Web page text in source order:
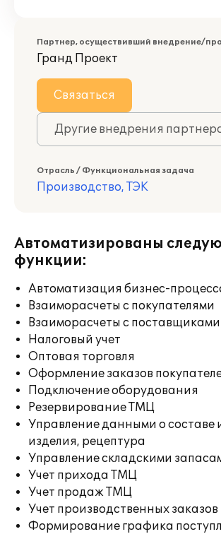
Партнер, осуществивший внедрение/
Гранд Проект
Связаться
Другие внедрения
Отрасль / Функциональная задача
Производство, ТЭК
Автоматизированы
функции:
Автоматизация бизнес-
Взаиморасчеты с покупателями
Взаиморасчеты с поставщиками
Налоговый учет
Оптовая торговля
Оформление заказов
Подключение оборудования
Резервирование ТМЦ
Управление данными о составе
изделия, рецептура
Управление складскими
Учет прихода ТМЦ
Учет продаж ТМЦ
Учет производственных заказов
Формирование графика